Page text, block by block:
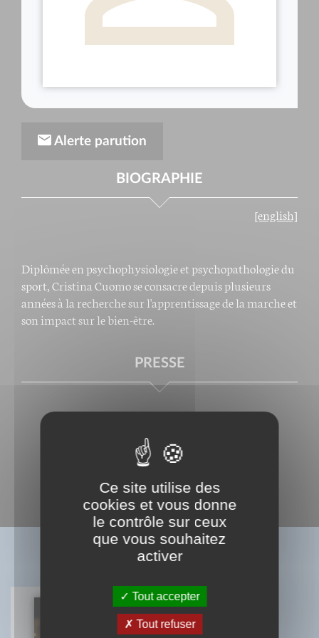
Alerte parution
BIOGRAPHIE
[english]
Diplômée en psychophysiologie et psychopathologie du
sport, Cristina Cuomo se consacre depuis plusieurs
années à la recherche sur l'apprentissage de la marche et
son impact sur le bien-être.
PRESSE
BIBLIOGRAPHIE
La voix pluridimensionnelle
Ce site utilise des
cookies et vous donne
le contrôle sur ceux
que vous souhaitez
activer
Tout accepter
Tout refuser